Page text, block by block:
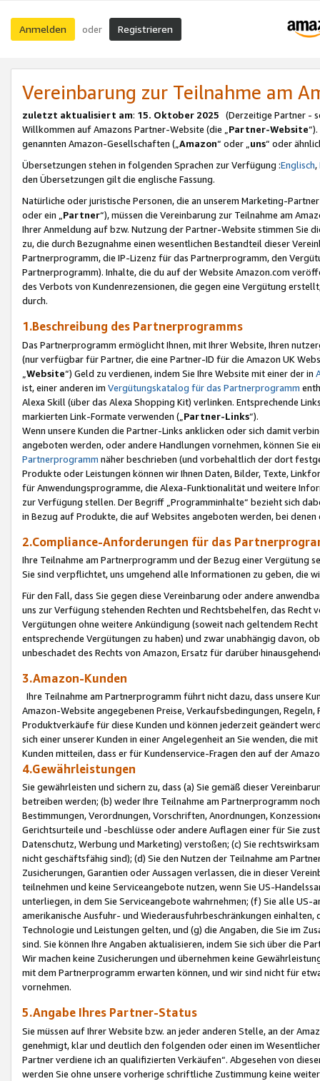
Anmelden oder Registrieren
Vereinbarung zur Teilnahme am
zuletzt aktualisiert am: 15. Oktober 2025 (Derzeitige Partner -
Willkommen auf Amazons Partner-Website (die „Partner-Website
genannten Amazon-Gesellschaften („Amazon“ oder „uns“ oder
Übersetzungen stehen in folgenden Sprachen zur Verfügung :Englisch,
den Übersetzungen gilt die englische Fassung.
Natürliche oder juristische Personen, die an unserem Marketing-
oder ein „Partner“), müssen die Vereinbarung zur Teilnahme am
Ihrer Anmeldung auf bzw. Nutzung der Partner-Website stimmen Sie
zu, die durch Bezugnahme einen wesentlichen Bestandteil dieser
Partnerprogramm, die IP-Lizenz für das Partnerprogramm, den
Partnerprogramm). Inhalte, die du auf der Website Amazon.com
des Verbots von Kundenrezensionen, die gegen eine Vergütung
durch.
1.Beschreibung des Partnerprogramms
Das Partnerprogramm ermöglicht Ihnen, mit Ihrer Website, Ihren
(nur verfügbar für Partner, die eine Partner-ID für die Amazon UK
Website“) Geld zu verdienen, indem Sie Ihre Website mit einer der in
ist, einer anderen im Vergütungskatalog für das Partnerprogramm
Alexa Skill (über das Alexa Shopping Kit) verlinken. Entsprechende
markierten Link-Formate verwenden („ Partner-Links“).
Wenn unsere Kunden die Partner-Links anklicken oder sich damit
angeboten werden, oder andere Handlungen vornehmen, können Sie
Partnerprogramm näher beschrieben (und vorbehaltlich der dort
Produkte oder Leistungen können wir Ihnen Daten, Bilder, Texte,
für Anwendungsprogramme, die Alexa-Funktionalität und weitere
zur Verfügung stellen. Der Begriff „Programminhalte“ bezieht sich
in Bezug auf Produkte, die auf Websites angeboten werden, bei
2.Compliance-Anforderungen für das
Ihre Teilnahme am Partnerprogramm und der Bezug einer Vergütung
Sie sind verpflichtet, uns umgehend alle Informationen zu geben, die
Für den Fall, dass Sie gegen diese Vereinbarung oder andere
uns zur Verfügung stehenden Rechten und Rechtsbehelfen, das
Vergütungen ohne weitere Ankündigung (soweit nach geltendem
entsprechende Vergütungen zu haben) und zwar unabhängig davon,
unbeschadet des Rechts von Amazon, Ersatz für darüber
3.Amazon-Kunden
Ihre Teilnahme am Partnerprogramm führt nicht dazu, dass unsere
Amazon-Website angegebenen Preise, Verkaufsbedingungen,
Produktverkäufe für diese Kunden und können jederzeit geändert
sich einer unserer Kunden in einer Angelegenheit an Sie wenden, die
Kunden mitteilen, dass er für Kundenservice-Fragen den auf der
4.Gewährleistungen
Sie gewährleisten und sichern zu, dass (a) Sie gemäß dieser
betreiben werden; (b) weder Ihre Teilnahme am Partnerprogramm
Bestimmungen, Verordnungen, Vorschriften, Anordnungen,
Gerichtsurteile und -beschlüsse oder andere Auflagen einer für Sie
Datenschutz, Werbung und Marketing) verstoßen; (c) Sie
nicht geschäftsfähig sind); (d) Sie den Nutzen der Teilnahme am
Zusicherungen, Garantien oder Aussagen verlassen, die in dieser
teilnehmen und keine Serviceangebote nutzen, wenn Sie US-
unterliegen, in dem Sie Serviceangebote wahrnehmen; (f) Sie alle
amerikanische Ausfuhr- und Wiederausfuhrbeschränkungen
Technologie und Leistungen gelten, und (g) die Angaben, die Sie im
sind. Sie können Ihre Angaben aktualisieren, indem Sie sich über die
Wir machen keine Zusicherungen und übernehmen keine
mit dem Partnerprogramm erwarten können, und wir sind nicht für
vornehmen.
5.Angabe Ihres Partner-Status
Sie müssen auf Ihrer Website bzw. an jeder anderen Stelle, an der
genehmigt, klar und deutlich den folgenden oder einen im
Partner verdiene ich an qualifizierten Verkäufen“. Abgesehen von
werden Sie ohne unsere vorherige schriftliche Zustimmung keine